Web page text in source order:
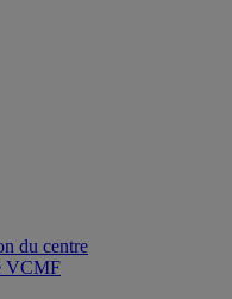
du centre
VCMF